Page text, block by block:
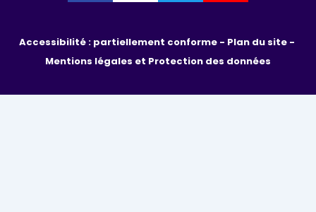
Accessibilité : partiellement conforme -
Mentions légales et Protection des données